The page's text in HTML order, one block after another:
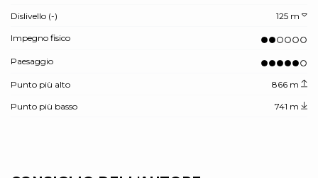
Dislivello (-) 125 m
Impegno fisico
Paesaggio
Punto più alto 866 m
Punto più basso 741 m